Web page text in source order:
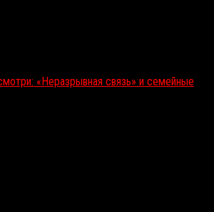
«Неразрывная связь» и семейные